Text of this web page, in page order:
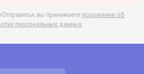
вы принимаете положение об
персональных данных.